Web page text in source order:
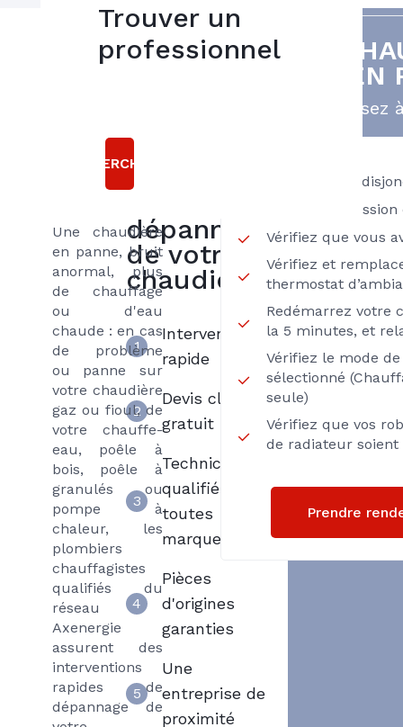
Contactez votre
plombier
pour un
dépannage
Une chaudière
en panne, bruit
anormal, plus
de chauffage
ou d'eau
chaude : en cas
de problème
ou panne sur
votre chaudière
gaz ou fioul, de
votre chauffe-
eau, poêle à
bois, poêle à
granulés ou
pompe à
chaleur, les
plombiers
chauffagistes
qualifiés du
réseau
Axenergie
assurent des
interventions
rapides de
dépannage de
VOTRE
EST
Vérifiez votre
Vérifiez la pression
Vérifiez que vous
Vérifiez et
thermostat
Redémarrez votre
la 5 minutes, et
Vérifiez le mode
sélectionné
seule)
Vérifiez que vos
de radiateur
Prendre
Trouver un
professionnel
RECHERCHER
5
choisir
Axenergie
dépannage
de votre
chaudière
1
Intervention
rapide
2
Devis clair et
gratuit
3
Techniciens
qualifiés
toutes
marques
4
Pièces
d'origines
garanties
5
Une
entreprise de
proximité